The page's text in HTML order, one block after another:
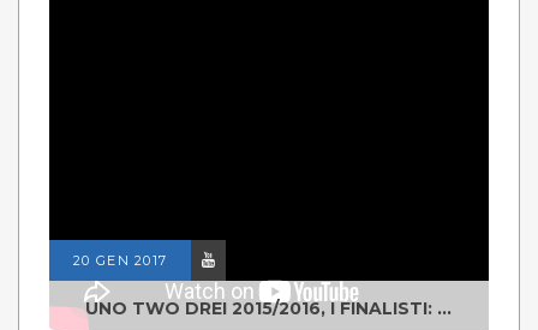
20 GEN 2017
UNO TWO DREI 2015/2016, I FINALISTI: CLASSE IV ALS ISTITUTO "DEGASPERI" BORGO VALSUGANA